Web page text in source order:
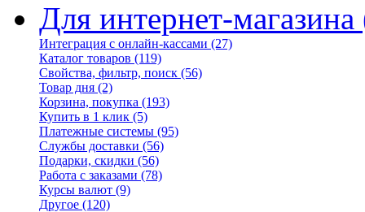
Для интернет-магазина
Интеграция с онлайн-кассами (27)
Каталог товаров (119)
Свойства, фильтр, поиск (56)
Товар дня (2)
Корзина, покупка (193)
Купить в 1 клик (5)
Платежные системы (95)
Службы доставки (56)
Подарки, скидки (56)
Работа с заказами (78)
Курсы валют (9)
Другое (120)